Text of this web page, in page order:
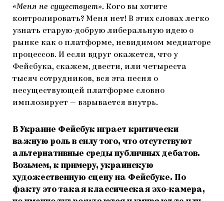
«Меня не существует». Кого вы хотите
контролировать? Меня нет! В этих словах легко
узнать старую-добрую либеральную идею о
рынке как о платформе, невидимом медиаторе
процессов. И если вдруг окажется, что у
Фейсбука, скажем, двести, или четыреста
тысяч сотрудников, вся эта песня о
несуществующей платформе словно
имплозирует — взрывается внутрь.
В Украине Фейсбук играет критически
важную роль в силу того, что отсутствуют
альтернативные среды публичных дебатов.
Возьмем, к примеру, украинскую
художественную сцену на Фейсбуке. По
факту это такая классическая эхо-камера,